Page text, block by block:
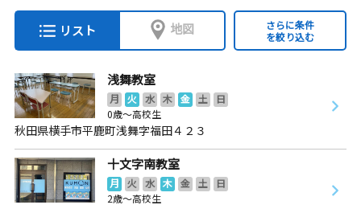
リスト 地図
さらに条件
を絞り込む
浅舞教室
月 火 水 木 金 土
日
0歳～高校生
秋田県横手市平鹿町浅舞字福田４２３
十文字南教室
月 火 水 木 金 土
日
2歳～高校生